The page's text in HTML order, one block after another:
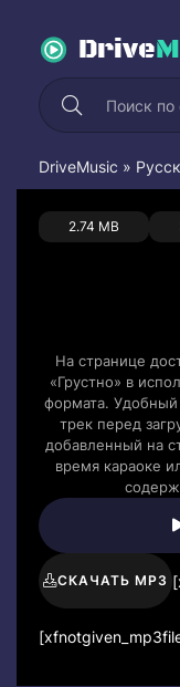
Drive
DriveMusic »
2.74 MB
На странице
«Грустно» в
формата. Удобный
трек перед
добавленный на
время караоке
СКАЧАТЬ MP3